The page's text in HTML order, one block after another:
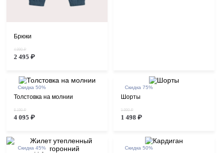
Брюки
4 990 ₽
2 495 ₽
Скидка 50%
Толстовка на молнии
8 190 ₽
4 095 ₽
Скидка 75%
Шорты
5 990 ₽
1 498 ₽
Скидка 45% Скидка 50%